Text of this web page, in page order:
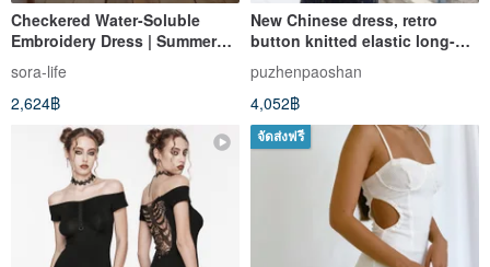
Checkered Water-Soluble
Embroidery Dress | Summer
Collection | Sora-2120
sora-life
2,624฿
New Chinese dress, retro
button knitted elastic long-
sleeved cheongsam, super
soft fabric for slim fit
puzhenpaoshan
4,052฿
จัดส่งฟรี